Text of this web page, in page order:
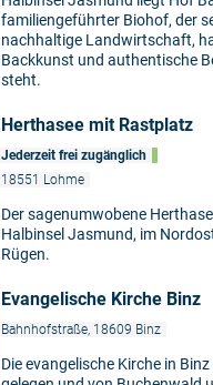
familiengeführter Biohof, der
nachhaltige Landwirtschaft,
Backkunst und authentische
steht.
Herthasee mit Rastplatz
Jederzeit frei zugänglich
18551 Lohme
Der sagenumwobene
Halbinsel Jasmund, im
Rügen.
Evangelische Kirche Binz
Bahnhofstraße, 18609 Binz
Die evangelische Kirche in